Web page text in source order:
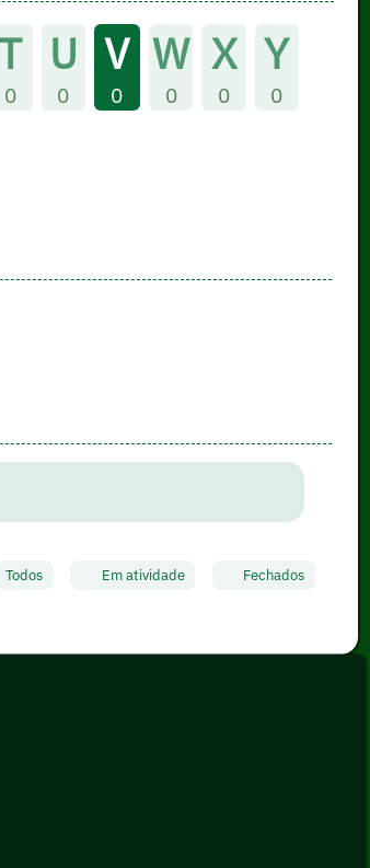
0
U
0
V
0
W
0
X
0
Y
0
Todos Em atividade Fechados